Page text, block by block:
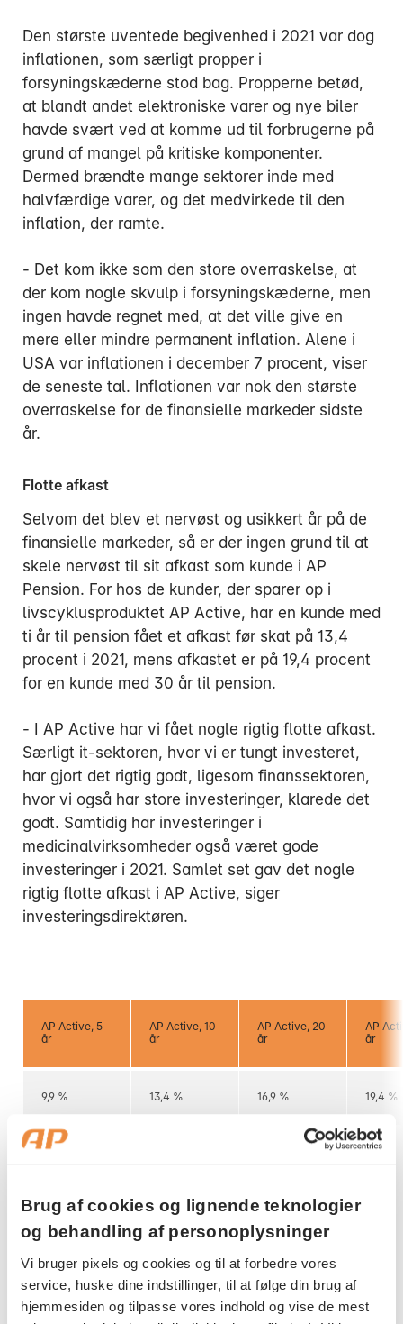
Brug af cookies og lignende teknologier
og behandling af personoplysninger
Vi bruger pixels og cookies og til at forbedre vores
service, huske dine indstillinger, til at følge din brug af
hjemmesiden og tilpasse vores indhold og vise de mest
Den største uventede begivenhed i 2021 var dog
inflationen, som særligt propper i
forsyningskæderne stod bag. Propperne betød,
at blandt andet elektroniske varer og nye biler
havde svært ved at komme ud til forbrugerne på
grund af mangel på kritiske komponenter.
Dermed brændte mange sektorer inde med
halvfærdige varer, og det medvirkede til den
inflation, der ramte.
- Det kom ikke som den store overraskelse, at
der kom nogle skvulp i forsyningskæderne, men
ingen havde regnet med, at det ville give en
mere eller mindre permanent inflation. Alene i
USA var inflationen i december 7 procent, viser
de seneste tal. Inflationen var nok den største
overraskelse for de finansielle markeder sidste
år.
Flotte afkast
Selvom det blev et nervøst og usikkert år på de
finansielle markeder, så er der ingen grund til at
skele nervøst til sit afkast som kunde i AP
Pension. For hos de kunder, der sparer op i
livscyklusproduktet AP Active, har en kunde med
ti år til pension fået et afkast før skat på 13,4
procent i 2021, mens afkastet er på 19,4 procent
for en kunde med 30 år til pension.
- I AP Active har vi fået nogle rigtig flotte afkast.
Særligt it-sektoren, hvor vi er tungt investeret,
har gjort det rigtig godt, ligesom finanssektoren,
hvor vi også har store investeringer, klarede det
godt. Samtidig har investeringer i
medicinalvirksomheder også været gode
investeringer i 2021. Samlet set gav det nogle
rigtig flotte afkast i AP Active, siger
investeringsdirektøren.
AP Active, 5
år
AP Active, 10
år
AP Active, 20
år
AP
år
9,9 % 13,4 % 16,9 % 19,4 %
Tabellen viser det samlede afkast i AP Active i
2021 for kunder med 5, 10, 20 og 30 år til
pension
Afkastet er før pensionsafkastskat.